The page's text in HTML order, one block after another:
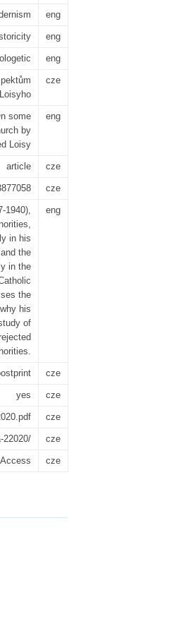
eng
eng
eng
cze
some
by
Loisy
eng
article cze
cze
1940),
in his
the
in the
the
his
of
eng
cze
yes cze
cze
22020/ cze
cze